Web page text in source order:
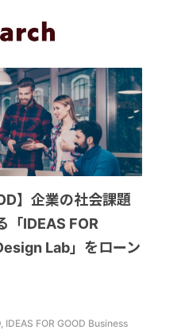
】企業の社会課題
「IDEAS FOR
Lab」をローン
IDEAS FOR GOOD Business